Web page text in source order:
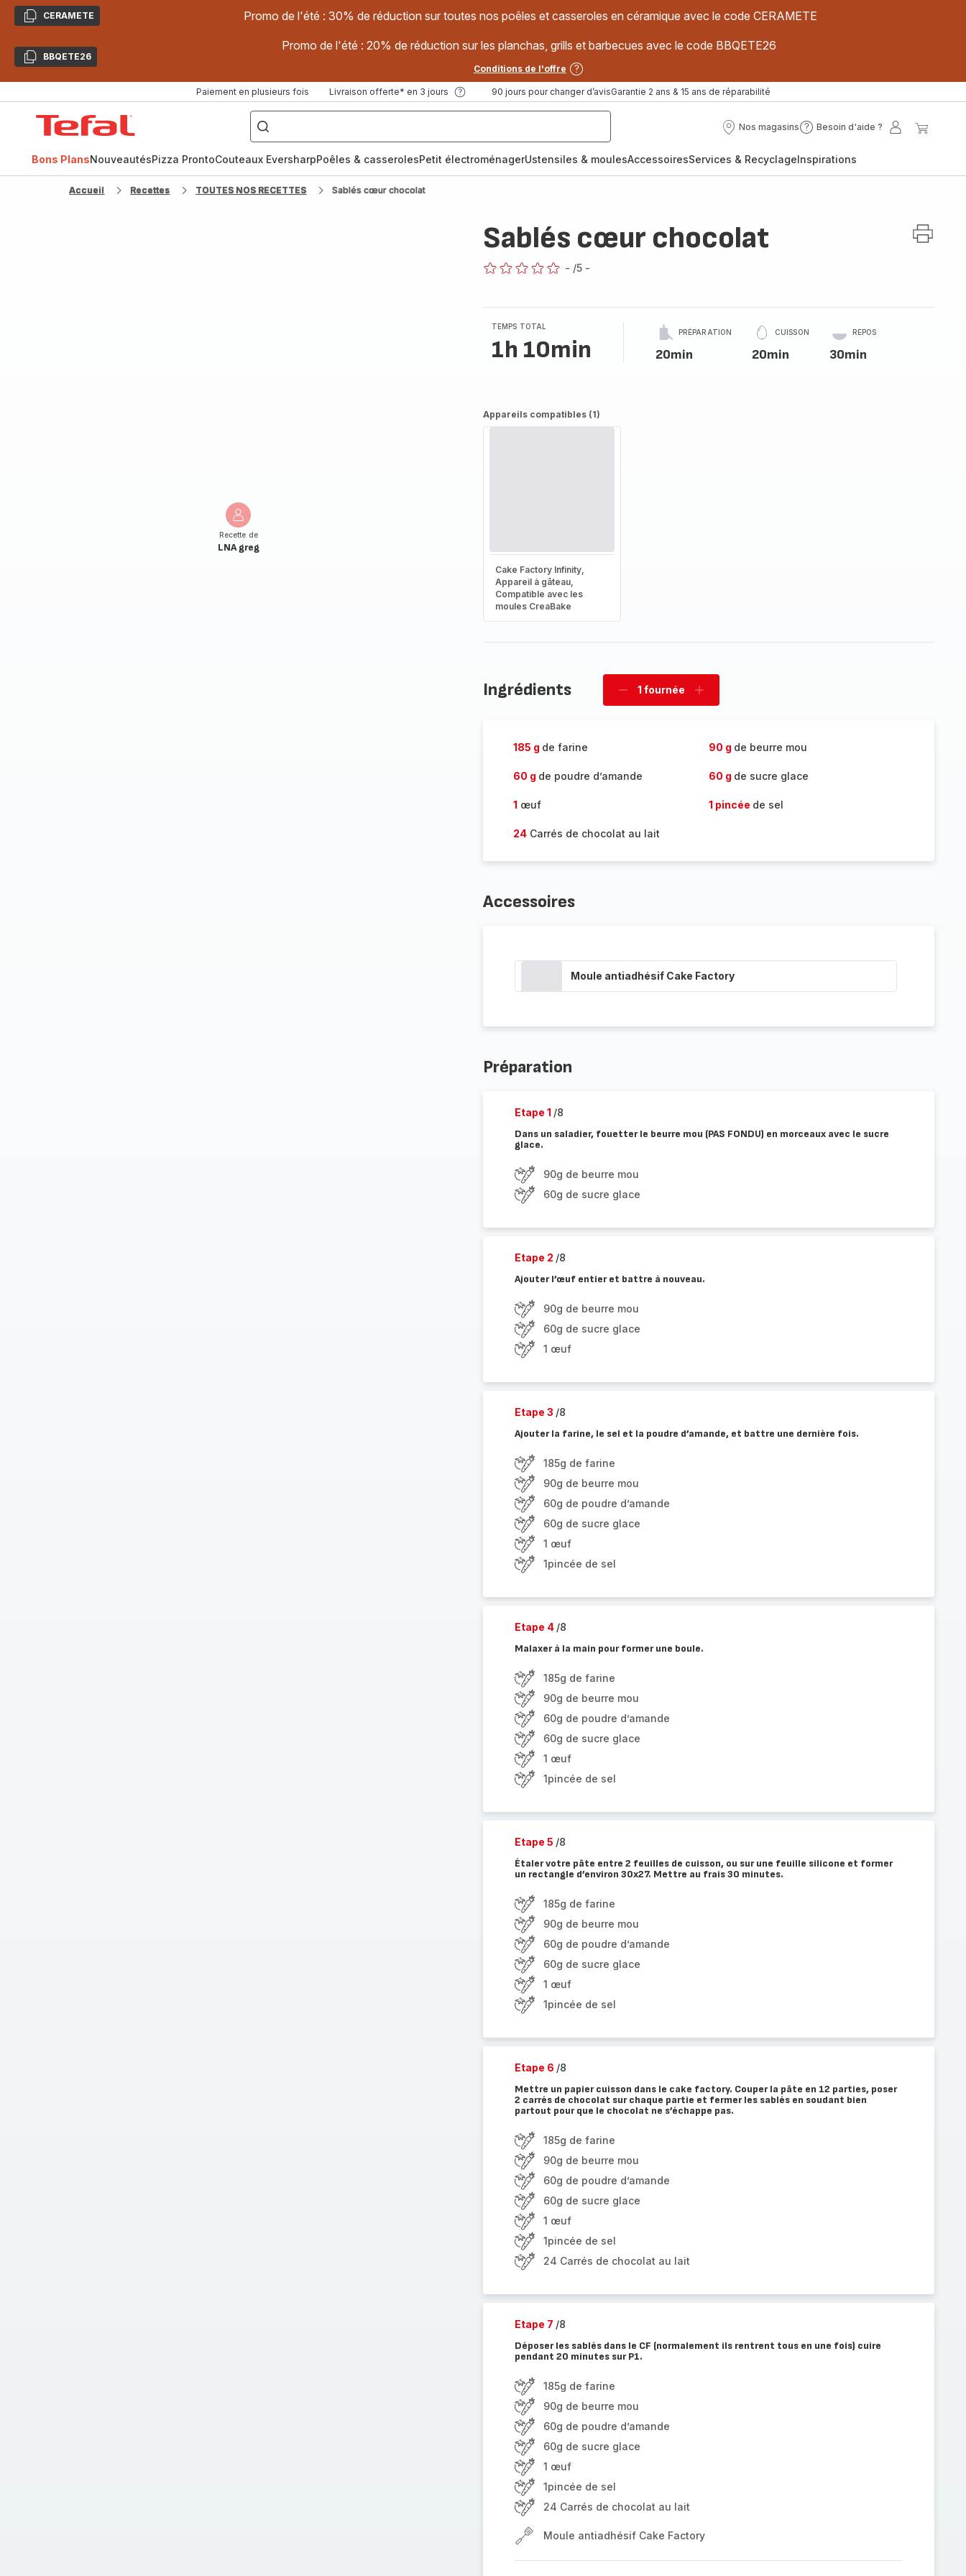
CopierCERAMETE Promo de l'été : 30% de réduction sur toutes nos poêles et casseroles en céramique avec le code CERAMETE
CopierBBQETE26
Promo de l'été : 20% de réduction sur les planchas, grills et barbecues avec le code BBQETE26
Conditions de l'offre
Paiement en plusieurs fois Livraison offerte* en 3 jours 90 jours pour changer d’avisGarantie 2 ans & 15 ans de réparabilité
["Poêles
inox,
Cake
Factory,
Nos magasins
Nos
Besoin d'aide ?
Besoin
?
Mon
Bons PlansNouveautésPizza ProntoCouteaux EversharpPoêles & casserolesPetit électroménagerUstensiles & moulesAccessoiresServices & RecyclageInspirations
Accueil Recettes TOUTES NOS RECETTES Sablés cœur chocolat
Recette de
LNA greg
Sablés cœur chocolat
- /5 -
TEMPS TOTAL
1h 10min
PRÉPARATION
20min
CUISSON
20min
REPOS
30min
Appareils compatibles (1)
Cake Factory Infinity,
Appareil à gâteau,
Compatible avec les
moules CreaBake
Ingrédients
Supprimer
1 fournée
Ajouter
185 g de farine 90 g de beurre mou
60 g de poudre d’amande 60 g de sucre glace
1 œuf 1 pincée de sel
24Carrés de chocolat au lait
Accessoires
Moule antiadhésif Cake Factory
Préparation
Etape 1 /8
Dans un saladier, fouetter le beurre mou (PAS FONDU) en morceaux avec le sucre
glace.
90g de beurre mou
60g de sucre glace
Etape 2 /8
Ajouter l’œuf entier et battre à nouveau.
90g de beurre mou
60g de sucre glace
1 œuf
Etape 3 /8
Ajouter la farine, le sel et la poudre d’amande, et battre une dernière fois.
185g de farine
90g de beurre mou
60g de poudre d’amande
60g de sucre glace
1 œuf
1pincée de sel
Etape 4 /8
Malaxer à la main pour former une boule.
185g de farine
90g de beurre mou
60g de poudre d’amande
60g de sucre glace
1 œuf
1pincée de sel
Etape 5 /8
Étaler votre pâte entre 2 feuilles de cuisson, ou sur une feuille silicone et former
un rectangle d’environ 30x27. Mettre au frais 30 minutes.
185g de farine
90g de beurre mou
60g de poudre d’amande
60g de sucre glace
1 œuf
1pincée de sel
Etape 6 /8
Mettre un papier cuisson dans le cake factory. Couper la pâte en 12 parties, poser
2 carrés de chocolat sur chaque partie et fermer les sablés en soudant bien
partout pour que le chocolat ne s’échappe pas.
185g de farine
90g de beurre mou
60g de poudre d’amande
60g de sucre glace
1 œuf
1pincée de sel
24 Carrés de chocolat au lait
Etape 7 /8
Déposer les sablés dans le CF (normalement ils rentrent tous en une fois) cuire
pendant 20 minutes sur P1.
185g de farine
90g de beurre mou
60g de poudre d’amande
60g de sucre glace
1 œuf
1pincée de sel
24 Carrés de chocolat au lait
Moule antiadhésif Cake Factory